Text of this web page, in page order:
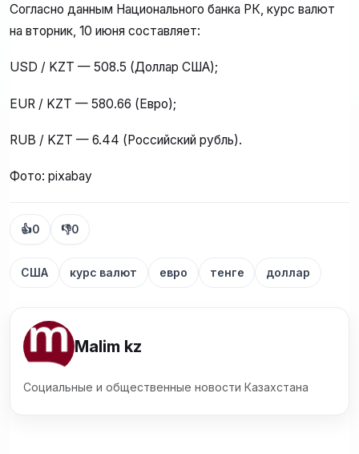
Согласно данным Национального банка РК, курс валют
на вторник, 10 июня составляет:
USD / KZT — 508.5 (Доллар США);
EUR / KZT — 580.66 (Евро);
RUB / KZT — 6.44 (Российский рубль).
Фото: pixabay
👍0 👎0
США курс валют евро тенге доллар
Malim kz
Социальные и общественные новости Казахстана